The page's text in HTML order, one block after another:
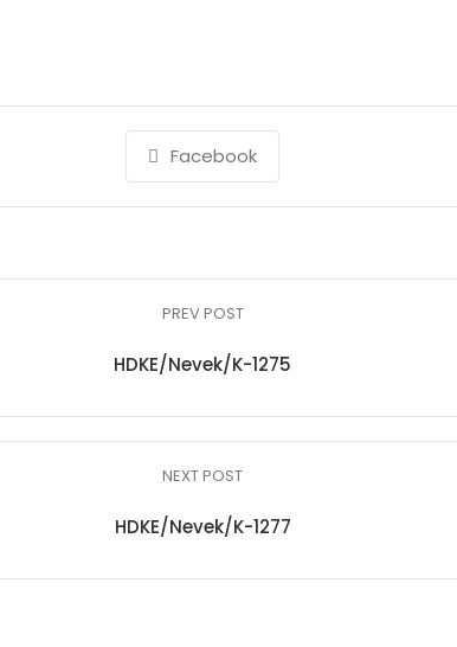
Facebook
PREV POST
HDKE/Nevek/K-1275
NEXT POST
HDKE/Nevek/K-1277